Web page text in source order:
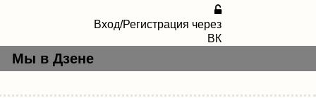
Вход/Регистрация через
ВК
Мы в Дзене